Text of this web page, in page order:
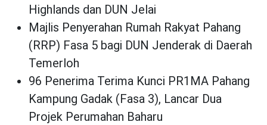
Highlands dan DUN Jelai
Majlis Penyerahan Rumah Rakyat Pahang
(RRP) Fasa 5 bagi DUN Jenderak di Daerah
Temerloh
96 Penerima Terima Kunci PR1MA Pahang
Kampung Gadak (Fasa 3), Lancar Dua
Projek Perumahan Baharu